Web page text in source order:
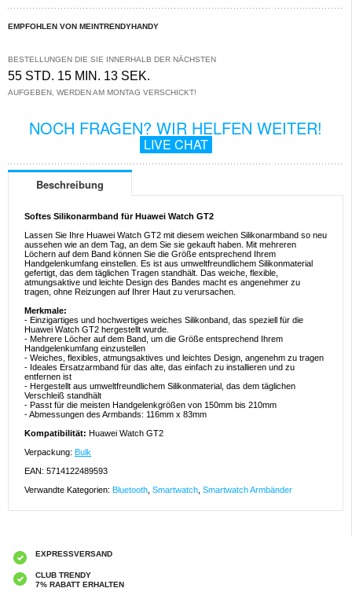
EMPFOHLEN VON MEINTRENDYHANDY
BESTELLUNGEN DIE SIE INNERHALB DER NÄCHSTEN
55 STD. 15 MIN. 13 SEK.
AUFGEBEN, WERDEN AM MONTAG VERSCHICKT!
NOCH FRAGEN? WIR HELFEN WEITER!
LIVE CHAT
Beschreibung
Softes Silikonarmband für Huawei Watch GT2
Lassen Sie Ihre Huawei Watch GT2 mit diesem weichen Silikonarmband so neu
aussehen wie an dem Tag, an dem Sie sie gekauft haben. Mit mehreren
Löchern auf dem Band können Sie die Größe entsprechend Ihrem
Handgelenkumfang einstellen. Es ist aus umweltfreundlichem Silikonmaterial
gefertigt, das dem täglichen Tragen standhält. Das weiche, flexible,
atmungsaktive und leichte Design des Bandes macht es angenehmer zu
tragen, ohne Reizungen auf Ihrer Haut zu verursachen.
Merkmale:
- Einzigartiges und hochwertiges weiches Silikonband, das speziell für die
Huawei Watch GT2 hergestellt wurde.
- Mehrere Löcher auf dem Band, um die Größe entsprechend Ihrem
Handgelenkumfang einzustellen
- Weiches, flexibles, atmungsaktives und leichtes Design, angenehm zu tragen
- Ideales Ersatzarmband für das alte, das einfach zu installieren und zu
entfernen ist
- Hergestellt aus umweltfreundlichem Silikonmaterial, das dem täglichen
Verschleiß standhält
- Passt für die meisten Handgelenkgrößen von 150mm bis 210mm
- Abmessungen des Armbands: 116mm x 83mm
Kompatibilität: Huawei Watch GT2
Verpackung: Bulk
EAN: 5714122489593
Verwandte Kategorien: Bluetooth Smartwatch Smartwatch Armbänder
EXPRESSVERSAND
CLUB TRENDY
7% RABATT ERHALTEN